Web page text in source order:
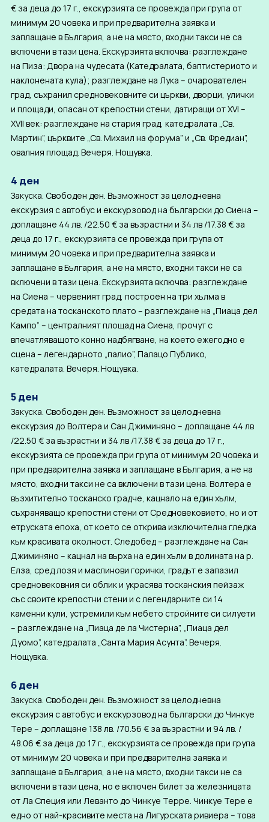
€ за деца до 17 г., екскурзията се провежда при група от
минимум 20 човека и при предварителна заявка и
заплащане в България, а не на място, входни такси не са
включени в тази цена. Екскурзията включва: разглеждане
на Пиза: Двора на чудесата (Катедралата, баптистериото и
наклонената кула); разглеждане на Лука – очарователен
град, съхранил средновековните си църкви, дворци, улички
и площади, опасан от крепостни стени, датиращи от XVI –
XVII век: разглеждане на стария град, катедралата „Св.
Мартин”, църквите „Св. Михаил на форума” и „Св. Фредиан”,
овалния площад. Вечеря. Нощувка.
4 ден
Закуска. Свободен ден. Възможност за целодневна
екскурзия с автобус и екскурзовод на български до Сиена –
доплащане 44 лв. /22.50 € за възрастни и 34 лв /17.38 € за
деца до 17 г., екскурзията се провежда при група от
минимум 20 човека и при предварителна заявка и
заплащане в България, а не на място, входни такси не са
включени в тази цена. Екскурзията включва: разглеждане
на Сиена – червеният град, построен на три хълма в
средата на тосканското плато – разглеждане на „Пиаца дел
Кампо” – централният площад на Сиена, прочут с
впечатляващото конно надбягване, на което ежегодно e
сцена – легендарното „палио”, Палацо Публико,
катедралата. Вечеря. Нощувка.
5 ден
Закуска. Свободен ден. Възможност за целодневна
екскурзия до Волтера и Сан Джиминяно – доплащане 44 лв
/22.50 € за възрастни и 34 лв /17.38 € за деца до 17 г.,
екскурзията се провежда при група от минимум 20 човека и
при предварителна заявка и заплащане в България, а не на
място, входни такси не са включени в тази цена. Волтера е
възхитително тосканско градче, кацнало на един хълм,
съхраняващо крепостни стени от Средновековието, но и от
етруската епоха, от което се открива изключителна гледка
към красивата околност. Следобед – разглеждане на Сан
Джиминяно – кацнал на върха на един хълм в долината на р.
Елза, сред лозя и маслинови горички, градът е запазил
средновековния си облик и украсява тосканския пейзаж
със своите крепостни стени и с легендарните си 14
каменни кули, устремили към небето стройните си силуети
– разглеждане на „Пиаца де ла Чистерна”, „Пиаца дел
Дуомо”, катедралата „Санта Мария Асунта”. Вечеря.
Нощувка.
6 ден
Закуска. Свободен ден. Възможност за целoдневна
екскурзия с автобус и екскурзовод на български до Чинкуе
Тере – доплащане 138 лв. /70.56 € за възрастни и 94 лв. /
48.06 € за деца до 17 г., екскурзията се провежда при група
от минимум 20 човека и при предварителна заявка и
заплащане в България, а не на място, входни такси не са
включени в тази цена, но е включен билет за железницата
от Ла Специя или Леванто до Чинкуе Терре. Чинкуе Тере е
едно от най-красивите места на Лигурската ривиера – това